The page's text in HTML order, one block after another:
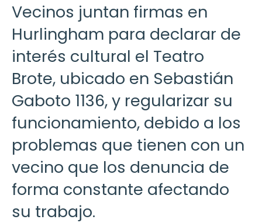
Vecinos juntan firmas en
Hurlingham para declarar de
interés cultural el Teatro
Brote, ubicado en Sebastián
Gaboto 1136, y regularizar su
funcionamiento, debido a los
problemas que tienen con un
vecino que los denuncia de
forma constante afectando
su trabajo.